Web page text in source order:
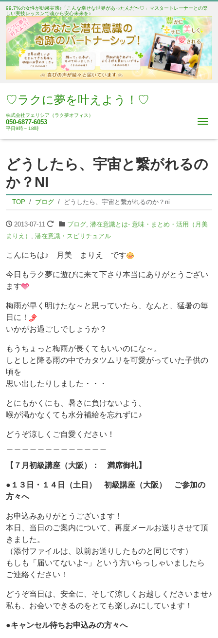
99.7%の女性が効果実感♪「こんな幸せな世界があったんだ〜♡」マスタートレーナーとの楽
しい実技レッスンで魂から安心未来を♪
♡ラクに夢を叶えよう！♡
株式会社フェリシア（ラク夢オフィス）
050-6877-6053
平日9時～18時
どうしたら、宇宙と繋がれるの
か？NI
TOP ブログ どうしたら、宇宙と繋がれるのか？ni
2013-07-11 ブログ, 潜在意識とは- 意味・まとめ・活用（月美
まりえ）
潜在意識・スピリチュアル
こんにちは♪ 月美 まりえ です
今日もラク夢に遊びに来て下さり本当にありがとうござい
ます
梅雨が早く明けたな～と思っていたら、なんと、猛暑の毎
日に！
いかがお過ごしでしょうか？
もうちょっと梅雨が長くてもいいのにな～。
しとしと降る雨の中でカタツムリを可愛がっていた子供の
頃を
思い出したりしました・・・
とにもかくにも、暑さに負けないよう、
喉が渇かなくても水分補給を忘れずに♪
どうぞ涼しくご自愛ください！
【７月初級講座（大阪）： 満席御礼】
●１３日・１４日（土日） 初級講座（大阪） ご参加の
方々へ
お申込みありがとうございます！
本日、当日のご案内について、再度メールお送りさせて頂
きました。
（添付ファイルは、以前お送りしたものと同じです）
もしも「届いてないよ~」という方いらっしゃいましたら
ご連絡ください！
どうぞ当日は、安全に、そして涼しくお越しくださいませ♪
私も、お会いできるのをとても楽しみにしています！
●キャンセル待ちお申込みの方々へ